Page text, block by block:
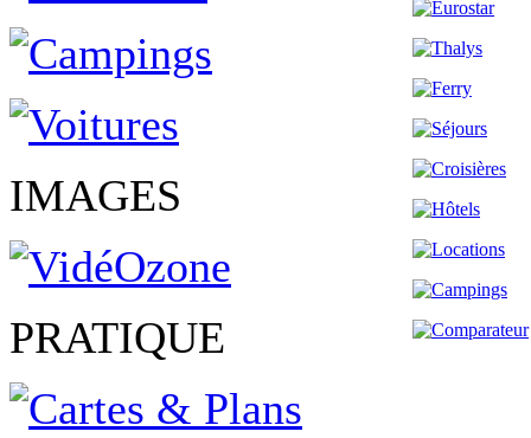
IMAGES
PRATIQUE